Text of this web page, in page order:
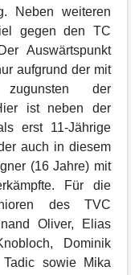
Neben weiteren
gegen den TC
Auswärtspunkt
aufgrund der mit
der
ist neben der
erst 11-Jährige
auch in diesem
(16 Jahre) mit
Für die
des TVC
Oliver, Elias
Dominik
sowie Mika